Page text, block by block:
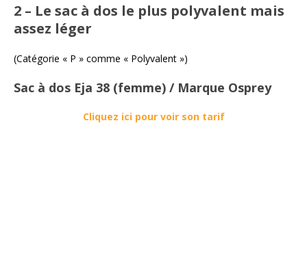
2 – Le sac à dos le plus polyvalent mais
assez léger
(Catégorie « P » comme « Polyvalent »)
Sac à dos Eja 38 (femme) / Marque Osprey
Cliquez ici pour voir son tarif